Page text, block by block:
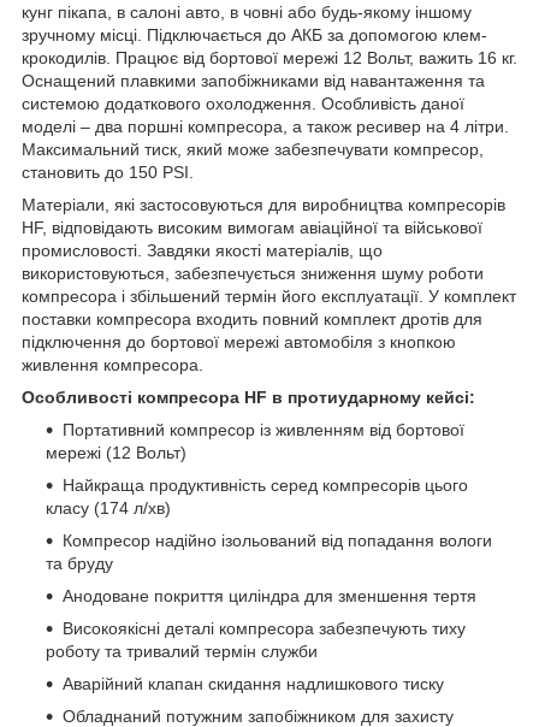
кунг пікапа, в салоні авто, в човні або будь-якому іншому
зручному місці. Підключається до АКБ за допомогою клем-
крокодилів. Працює від бортової мережі 12 Вольт, важить 16 кг.
Оснащений плавкими запобіжниками від навантаження та
системою додаткового охолодження. Особливість даної
моделі – два поршні компресора, а також ресивер на 4 літри.
Максимальний тиск, який може забезпечувати компресор,
становить до 150 PSI.
Матеріали, які застосовуються для виробництва компресорів
HF, відповідають високим вимогам авіаційної та військової
промисловості. Завдяки якості матеріалів, що
використовуються, забезпечується зниження шуму роботи
компресора і збільшений термін його експлуатації. У комплект
поставки компресора входить повний комплект дротів для
підключення до бортової мережі автомобіля з кнопкою
живлення компресора.
Особливості компресора HF в протиударному кейсі:
Портативний компресор із живленням від бортової
мережі (12 Вольт)
Найкраща продуктивність серед компресорів цього
класу (174 л/хв)
Компресор надійно ізольований від попадання вологи
та бруду
Анодоване покриття циліндра для зменшення тертя
Високоякісні деталі компресора забезпечують тиху
роботу та тривалий термін служби
Аварійний клапан скидання надлишкового тиску
Обладнаний потужним запобіжником для захисту